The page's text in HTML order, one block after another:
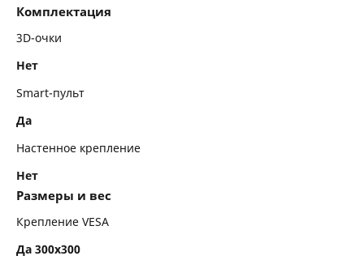
Комплектация
3D-очки
Нет
Smart-пульт
Да
Настенное крепление
Нет
Размеры и вес
Крепление VESA
Да 300x300